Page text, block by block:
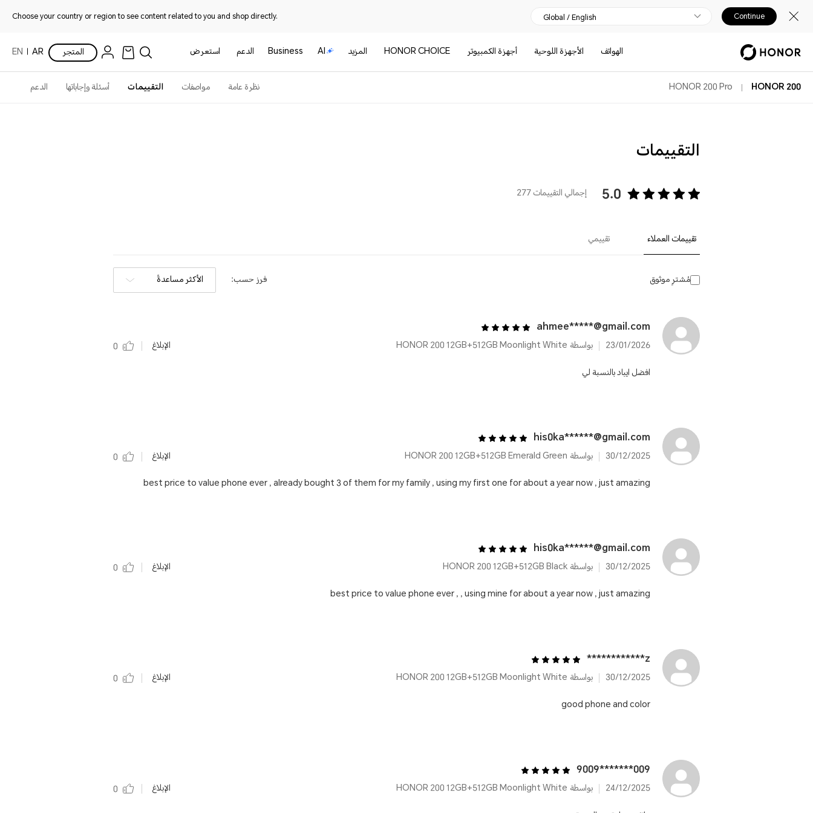
Choose your country or region to see content related to you and shop directly. Global / English Continue
الهواتف الأجهزة اللوحية أجهزة الكمبيوتر HONOR CHOICE المزيد AI
Business الدعم استعرض المتجر AR
EN
HONOR 200
HONOR 200 Pro نظرة عامة مواصفات التقييمات أسئلة وإجاباتها الدعم
التقييمات
5.0 إجمالي التقييمات 277
تقييمات العملاء تقييمي
مُشترٍ موثوق فرز حسب: الأكثر مساعدةً
ahmee*****@gmail.com
23/01/2026 بواسطة HONOR 200 12GB+512GB Moonlight White الإبلاغ
0
افضل ايباد بالنسبة لي
his0ka******@gmail.com
30/12/2025 بواسطة HONOR 200 12GB+512GB Emerald Green الإبلاغ
0
best price to value phone ever , already bought 3 of them for my family , using my first one for about a year now , just amazing
his0ka******@gmail.com
30/12/2025 بواسطة HONOR 200 12GB+512GB Black الإبلاغ
0
best price to value phone ever , , using mine for about a year now , just amazing
z************
30/12/2025 بواسطة HONOR 200 12GB+512GB Moonlight White الإبلاغ
0
good phone and color
009*******9009
24/12/2025 بواسطة HONOR 200 12GB+512GB Moonlight White الإبلاغ
0